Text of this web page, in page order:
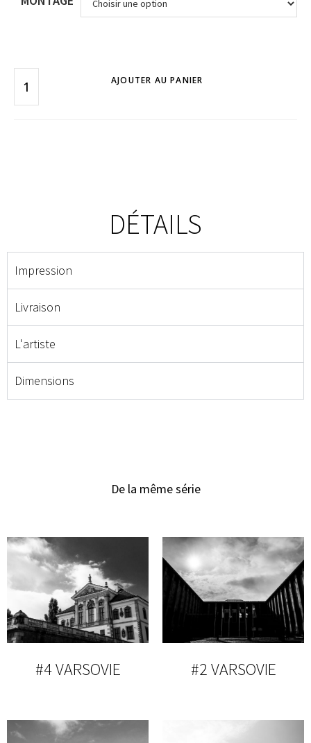
AJOUTER AU PANIER
DÉTAILS
Impression
Livraison
L'artiste
Dimensions
De la même série
#4 VARSOVIE #2 VARSOVIE